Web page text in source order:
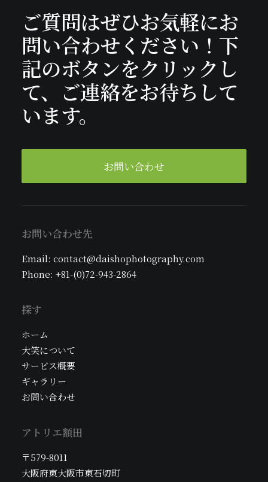
ご質問はぜひお気軽にお
問い合わせください！下
記のボタンをクリックし
て、ご連絡をお待ちして
います。
お問い合わせ
お問い合わせ先
Email: contact@daishophotography.com
Phone: +81-(0)72-943-2864
探す
ホーム
大笑について
サービス概要
ギャラリー
お問い合わせ
アトリエ額田
〒579-8011
大阪府東大阪市東石切町